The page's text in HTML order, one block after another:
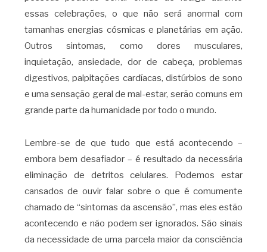
essas celebrações, o que não será anormal com
tamanhas energias cósmicas e planetárias em ação.
Outros sintomas, como dores musculares,
inquietação, ansiedade, dor de cabeça, problemas
digestivos, palpitações cardíacas, distúrbios de sono
e uma sensação geral de mal-estar, serão comuns em
grande parte da humanidade por todo o mundo.
Lembre-se de que tudo que está acontecendo –
embora bem desafiador – é resultado da necessária
eliminação de detritos celulares. Podemos estar
cansados de ouvir falar sobre o que é comumente
chamado de “sintomas da ascensão”, mas eles estão
acontecendo e não podem ser ignorados. São sinais
da necessidade de uma parcela maior da consciência